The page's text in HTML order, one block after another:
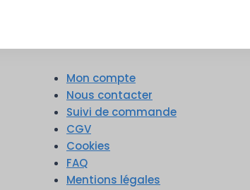
Mon compte
Nous contacter
Suivi de commande
CGV
Cookies
FAQ
Mentions légales